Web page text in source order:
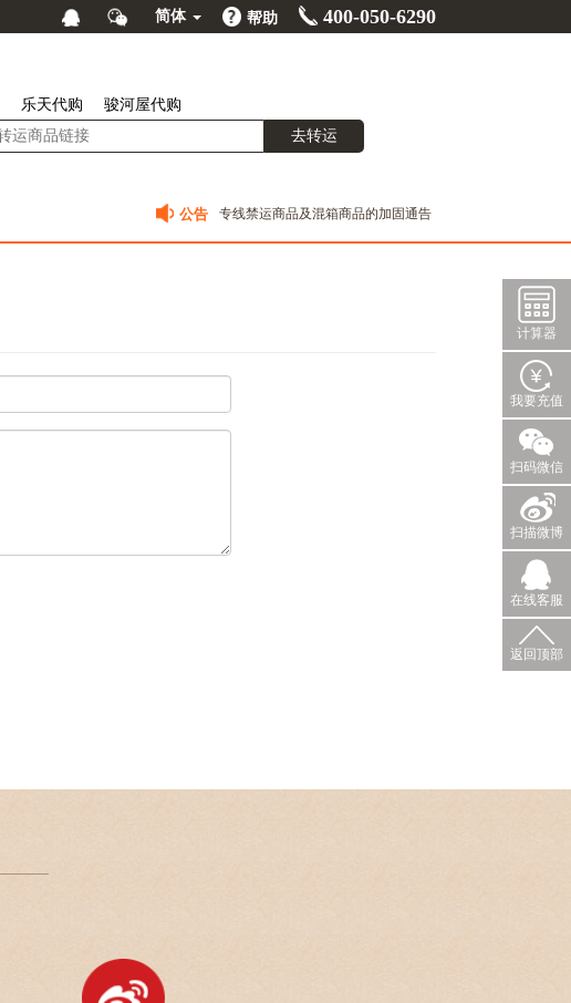
简体 帮助 400-050-6290
乐天代购 骏河屋代购
去转运
公告
专线禁运商品及混箱商品的加固通告
计算器
我要充值
扫码微信
扫描微博
在线客服
返回顶部